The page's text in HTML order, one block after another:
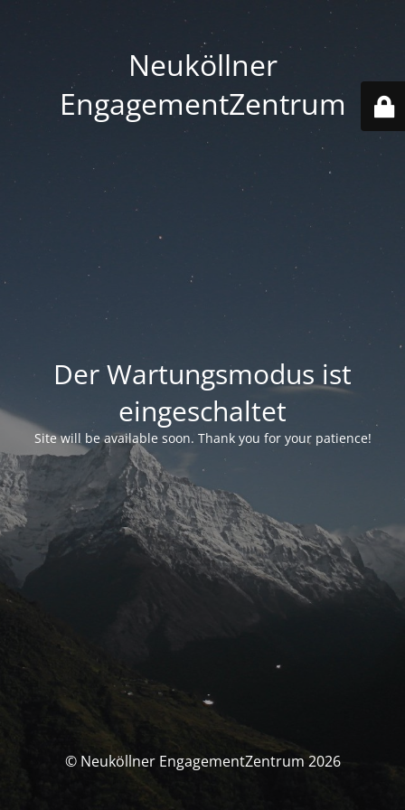
Neuköllner
EngagementZentrum
Der Wartungsmodus ist
eingeschaltet
Site will be available soon. Thank you for your patience!
© Neuköllner EngagementZentrum 2026